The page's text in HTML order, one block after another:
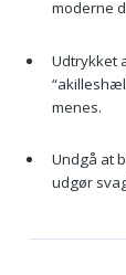
moderne
Udtrykket
menes.
Undgå at
udgør